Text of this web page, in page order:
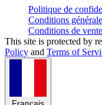
Politique de
Conditions
Conditions de vente
This site is protected by
Policy and Terms of